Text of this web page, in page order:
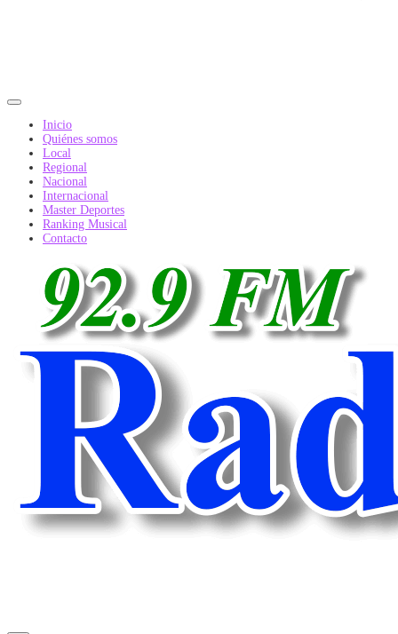
Inicio
Quiénes somos
Local
Regional
Nacional
Internacional
Master Deportes
Ranking Musical
Contacto